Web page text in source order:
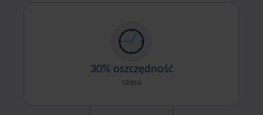
30% oszczędność
czasu